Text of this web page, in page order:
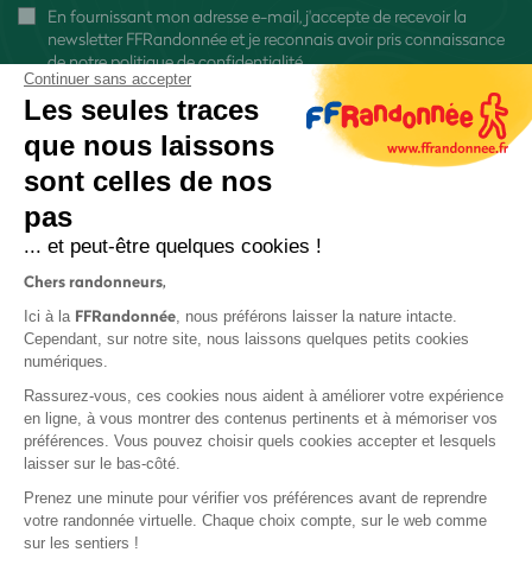
En fournissant mon adresse e-mail, j'accepte de recevoir la
newsletter FFRandonnée et je reconnais avoir pris connaissance
denotre politique de confidentialité
Protection des données
Politique de confidentialité
Continuer sans accepter
Les seules traces
que nous laissons
sont celles de nos
pas
... et peut-être quelques cookies !
Chers randonneurs,
Ici à la FFRandonnée, nous préférons laisser la nature intacte.
Cependant, sur notre site, nous laissons quelques petits cookies
numériques.
Rassurez-vous, ces cookies nous aident à améliorer votre expérience
en ligne, à vous montrer des contenus pertinents et à mémoriser vos
préférences. Vous pouvez choisir quels cookies accepter et lesquels
laisser sur le bas-côté.
Prenez une minute pour vérifier vos préférences avant de reprendre
votre randonnée virtuelle. Chaque choix compte, sur le web comme
sur les sentiers !